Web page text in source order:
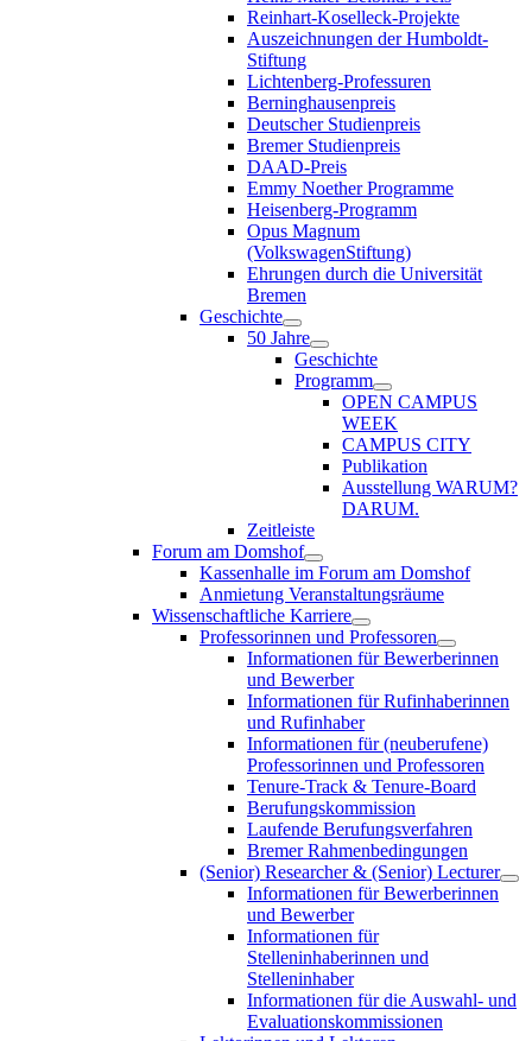
Reinhart-Koselleck-Projekte
Auszeichnungen der Humboldt-
Stiftung
Lichtenberg-Professuren
Berninghausenpreis
Deutscher Studienpreis
Bremer Studienpreis
DAAD-Preis
Emmy Noether Programme
Heisenberg-Programm
Opus Magnum
(VolkswagenStiftung)
Ehrungen durch die Universität
Bremen
Geschichte
50 Jahre
Geschichte
Programm
OPEN CAMPUS
WEEK
CAMPUS CITY
Publikation
Ausstellung WARUM?
DARUM.
Zeitleiste
Forum am Domshof
Kassenhalle im Forum am Domshof
Anmietung Veranstaltungsräume
Wissenschaftliche Karriere
Professorinnen und Professoren
Informationen für Bewerberinnen
und Bewerber
Informationen für Rufinhaberinnen
und Rufinhaber
Informationen für (neuberufene)
Professorinnen und Professoren
Tenure-Track & Tenure-Board
Berufungskommission
Laufende Berufungsverfahren
Bremer Rahmenbedingungen
(Senior) Researcher & (Senior) Lecturer
Informationen für Bewerberinnen
und Bewerber
Informationen für
Stelleninhaberinnen und
Stelleninhaber
Informationen für die Auswahl- und
Evaluationskommissionen